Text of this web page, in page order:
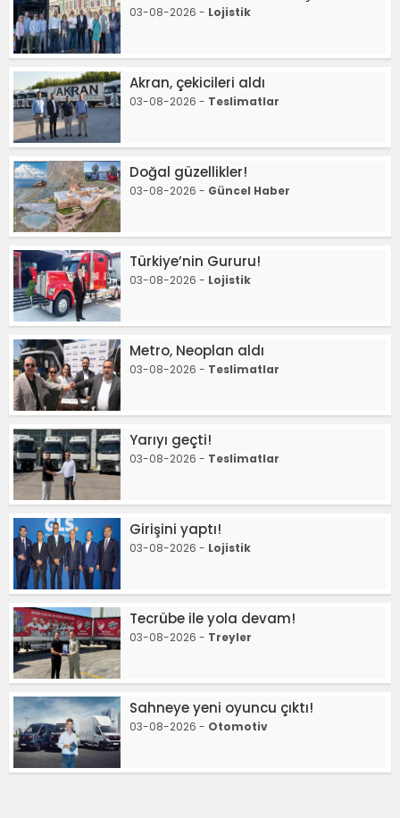
03-08-2026 - Lojistik
Akran, çekicileri aldı
03-08-2026 - Teslimatlar
Doğal güzellikler!
03-08-2026 - Güncel Haber
Türkiye’nin Gururu!
03-08-2026 - Lojistik
Metro, Neoplan aldı
03-08-2026 - Teslimatlar
Yarıyı geçti!
03-08-2026 - Teslimatlar
Girişini yaptı!
03-08-2026 - Lojistik
Tecrübe ile yola devam!
03-08-2026 - Treyler
Sahneye yeni oyuncu çıktı!
03-08-2026 - Otomotiv